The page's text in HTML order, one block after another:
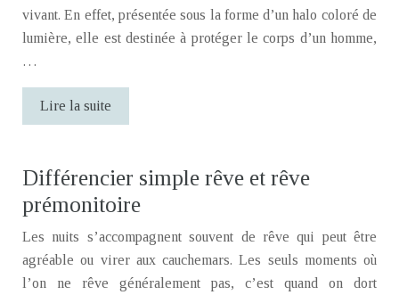
vivant. En effet, présentée sous la forme d’un halo coloré de
lumière, elle est destinée à protéger le corps d’un homme,
…
Lire la suite
Différencier simple rêve et rêve
prémonitoire
Les nuits s’accompagnent souvent de rêve qui peut être
agréable ou virer aux cauchemars. Les seuls moments où
l’on ne rêve généralement pas, c’est quand on dort